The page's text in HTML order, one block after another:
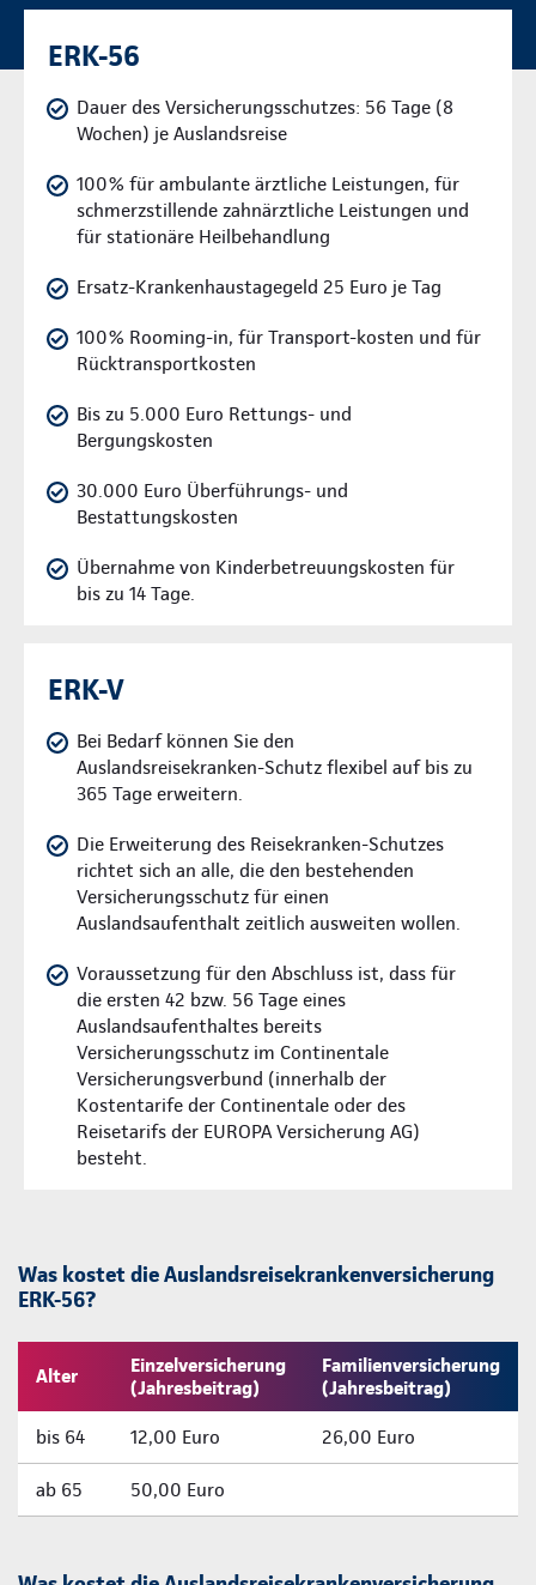
ERK-56
Dauer des Versicherungsschutzes: 56 Tage (8
Wochen) je Auslandsreise
100% für ambulante ärztliche Leistungen, für
schmerzstillende zahnärztliche Leistungen und
für stationäre Heilbehandlung
Ersatz-Krankenhaustagegeld 25 Euro je Tag
100% Rooming-in, für Transport-kosten und für
Rücktransportkosten
Bis zu 5.000 Euro Rettungs- und
Bergungskosten
30.000 Euro Überführungs- und
Bestattungskosten
Übernahme von Kinderbetreuungskosten für
bis zu 14 Tage.
ERK-V
Bei Bedarf können Sie den
Auslandsreisekranken-Schutz flexibel auf bis zu
365 Tage erweitern.
Die Erweiterung des Reisekranken-Schutzes
richtet sich an alle, die den bestehenden
Versicherungsschutz für einen
Auslandsaufenthalt zeitlich ausweiten wollen.
Voraussetzung für den Abschluss ist, dass für
die ersten 42 bzw. 56 Tage eines
Auslandsaufenthaltes bereits
Versicherungsschutz im Continentale
Versicherungsverbund (innerhalb der
Kostentarife der Continentale oder des
Reisetarifs der EUROPA Versicherung AG)
besteht.
Was kostet die Auslandsreisekrankenversicherung
ERK-56?
Alter
Einzelversicherung
(Jahresbeitrag)
Familienversicherung
(Jahresbeitrag)
bis 64 12,00 Euro 26,00 Euro
ab 65 50,00 Euro